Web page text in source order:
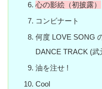
心の影絵（初披露）
コンビナート
何度 LOVE SONG
DANCE TRACK (武
油を注せ !
Cool